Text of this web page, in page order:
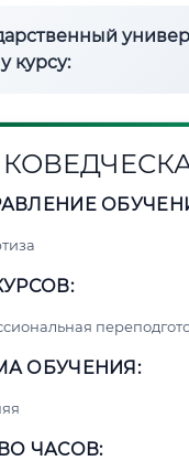
курсу:
ОБУЧЕНИЯ:
ЧАСОВ: